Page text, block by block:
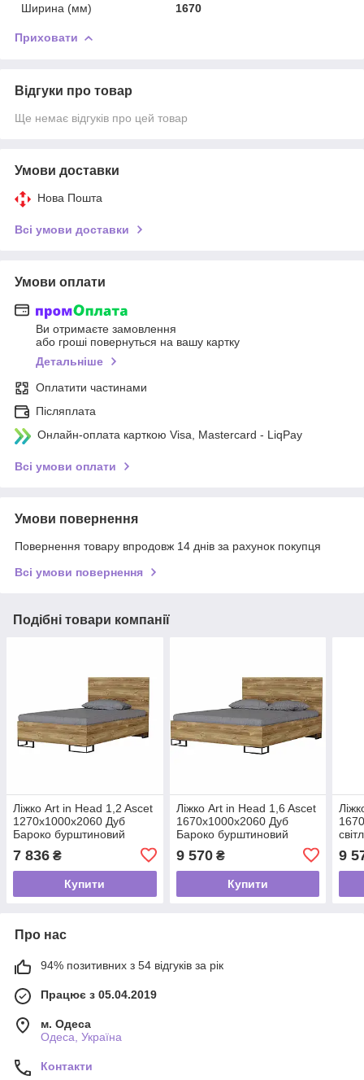
Ширина (мм)
1670
Приховати
Відгуки про товар
Ще немає відгуків про цей товар
Умови доставки
Нова Пошта
Всі умови доставки
Умови оплати
Ви отримаєте замовлення
або гроші повернуться на вашу картку
Детальніше
Оплатити частинами
Післяплата
Онлайн-оплата карткою Visa, Mastercard - LiqPay
Всі умови оплати
Умови повернення
Повернення товару впродовж 14 днів за рахунок покупця
Всі умови повернення
Подібні товари компанії
Ліжко Art in Head 1,2 Ascet
1270x1000x2060 Дуб
Бароко бурштиновий
7 836 ₴
Купити
Ліжко Art in Head 1,6 Ascet
1670x1000x2060 Дуб
Бароко бурштиновий
9 570₴
Купити
9
Про нас
94% позитивних з 54 відгуків за рік
Працює з 05.04.2019
м. Одеса
Одеса, Україна
Контакти